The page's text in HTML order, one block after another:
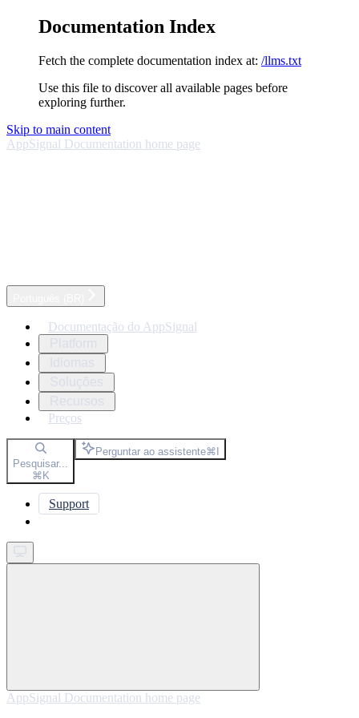
Documentation Index
Fetch the complete documentation index at: /llms.txt
Use this file to discover all available pages before
exploring further.
Skip to main content
AppSignal Documentation home page
Documentação do AppSignal
Preços
Pesquisar...
⌘K
Perguntar ao assistente⌘I
Support
AppSignal Documentation home page